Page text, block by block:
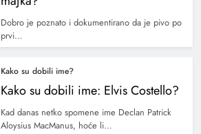
Dobro je poznato i dokumentirano da je pivo po
prvi…
Kako su dobili ime?
Kako su dobili ime: Elvis Costello?
Kad danas netko spomene ime Declan Patrick
Aloysius MacManus, hoće li…